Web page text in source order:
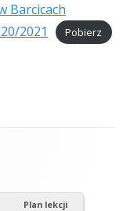
Barcicach
2021
Pobierz
Plan lekcji